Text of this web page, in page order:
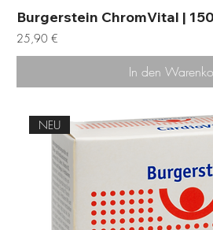
Burgerstein ChromVital |
Preis
25,90 €
In den
NEU